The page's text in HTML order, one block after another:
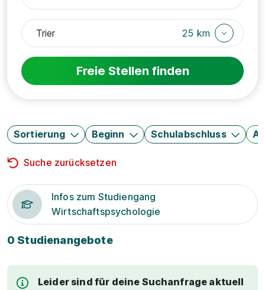
25 km
Freie Stellen finden
Sortierung Beginn Schulabschluss
Suche zurücksetzen
Infos zum Studiengang
Wirtschaftspsychologie
0 Studienangebote
Leider sind für deine Suchanfrage aktuell